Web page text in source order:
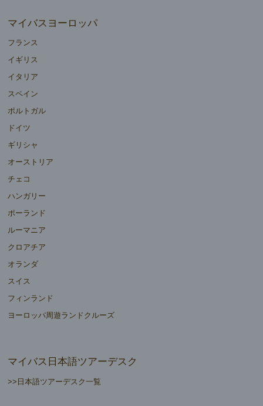
マイバスヨーロッパ
フランス
イギリス
イタリア
スペイン
ポルトガル
ドイツ
ギリシャ
オーストリア
チェコ
ハンガリー
ポーランド
ルーマニア
クロアチア
オランダ
スイス
フィンランド
ヨーロッパ周遊ランドクルーズ
マイバス日本語ツアーデスク
>>日本語ツアーデスク一覧